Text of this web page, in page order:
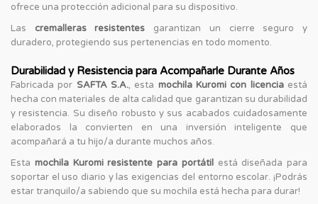
ofrece una protección adicional para su dispositivo.
Las cremalleras resistentes garantizan un cierre seguro y
duradero, protegiendo sus pertenencias en todo momento.
Durabilidad y Resistencia para Acompañarle Durante Años
Fabricada por SAFTA S.A., esta mochila Kuromi con licenciaestá
hecha con materiales de alta calidad que garantizan su durabilidad
y resistencia. Su diseño robusto y sus acabados cuidadosamente
elaborados la convierten en una inversión inteligente que
acompañará a tu hijo/a durante muchos años.
Esta mochila Kuromi resistente para portátilestá diseñada para
soportar el uso diario y las exigencias del entorno escolar. ¡Podrás
estar tranquilo/a sabiendo que su mochila está hecha para durar!